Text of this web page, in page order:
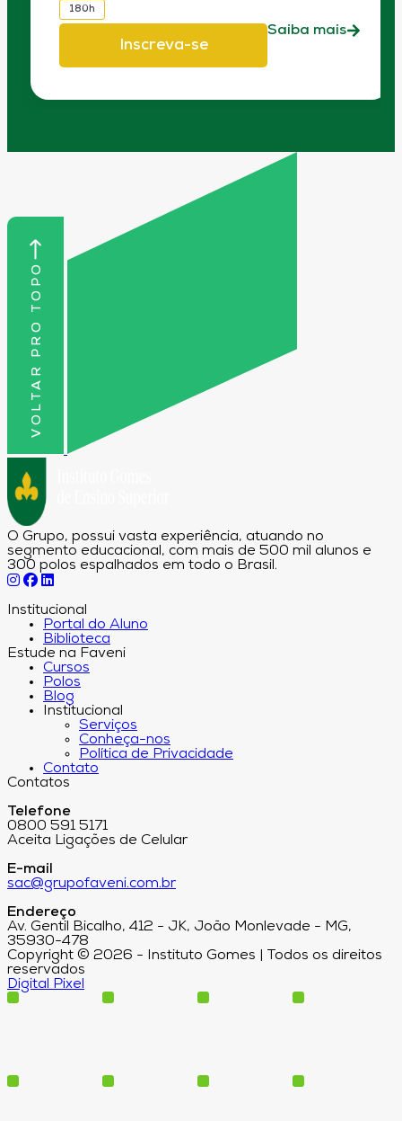
180h
Inscreva-se
Saiba mais
VOLTAR PRO TOPO
O Grupo, possui vasta experiência, atuando no
segmento educacional, com mais de 500 mil alunos e
300 polos espalhados em todo o Brasil.
Institucional
Portal do Aluno
Biblioteca
Estude na Faveni
Cursos
Polos
Blog
Institucional
Serviços
Conheça-nos
Política de Privacidade
Contato
Contatos
Telefone
0800 591 5171
Aceita Ligações de Celular
E-mail
sac@grupofaveni.com.br
Endereço
Av. Gentil Bicalho, 412 - JK, João Monlevade - MG,
35930-478
Copyright © 2026 - Instituto Gomes | Todos os direitos
reservados
Digital Pixel